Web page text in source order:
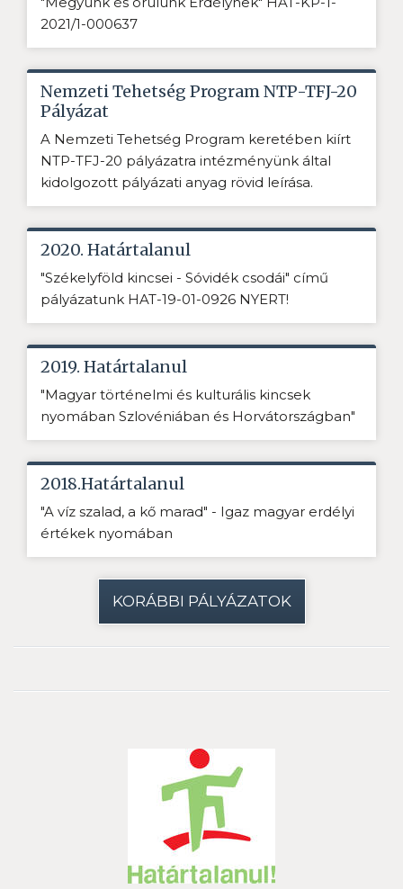
2021/1-000637
Nemzeti Tehetség Program NTP-TFJ-20
Pályázat
A Nemzeti Tehetség Program keretében kiírt
NTP-TFJ-20 pályázatra intézményünk által
kidolgozott pályázati anyag rövid leírása.
2020. Határtalanul
"Székelyföld kincsei - Sóvidék csodái" című
pályázatunk HAT-19-01-0926 NYERT!
2019. Határtalanul
"Magyar történelmi és kulturális kincsek
nyomában Szlovéniában és Horvátországban"
2018.Határtalanul
"A víz szalad, a kő marad" - Igaz magyar erdélyi
értékek nyomában
KORÁBBI PÁLYÁZATOK